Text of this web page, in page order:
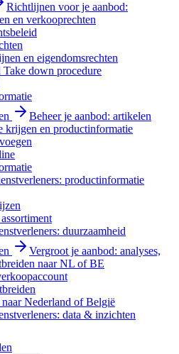
Richtlijnen voor je aanbod:
en verkooprechten
en eigendomsrechten
Take down procedure
Beheer je aanbod: artikelen
krijgen en productinformatie
productinformatie
duurzaamheid
Vergroot je aanbod: analyses,
naar NL of BE
Nederland of België
data & inzichten